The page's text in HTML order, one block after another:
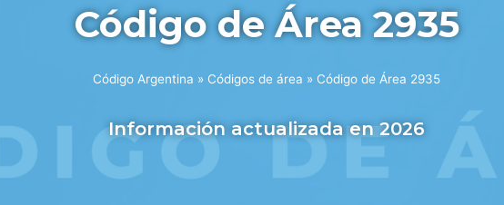
Código de Área 2935
Código Argentina » Códigos de área » Código de Área 2935
Información actualizada en 2026